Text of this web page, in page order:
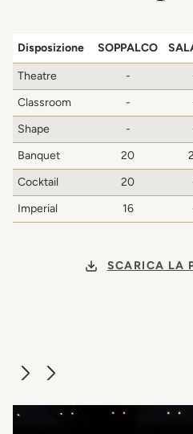
Disposizione SOPPALCO
Theatre -
Classroom
-
Shape
-
Banquet
20
Cocktail
20
Imperial
16
SCARICA LA